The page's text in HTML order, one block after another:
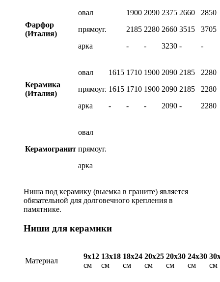
Фарфор
(Италия)
овал
прямоуг.
арка
1900
2185
-
2090
2280
-
2375
2660
3230
2660
3515
-
2850
3705
-
Керамика
(Италия)
овал
прямоуг.
арка
1615
1615
-
1710
1710
-
1900
1900
-
2090
2090
2090
2185
2185
-
2280
2280
2280
Керамогранит
овал
прямоуг.
арка
Ниша под керамику (выемка в граните) является
обязательной для долговечного крепления в
памятнике.
Ниши для керамики
Материал
9х12
см
13х18
см
18х24
см
20х25
см
20х30
см
24х30
см
см